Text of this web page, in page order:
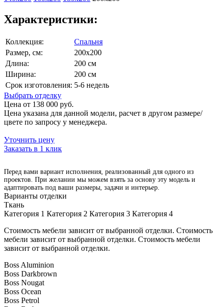
Характеристики:
Коллекция:
Спальня
Размер, см:
200х200
Длина:
200 см
Ширина:
200 см
Срок изготовления: 5-6 недель
Выбрать отделку
Цена от 138 000 руб.
Цена указана для данной модели, расчет в другом размере/
цвете по запросу у менеджера.
Уточнить цену
Заказать в 1 клик
Перед вами вариант исполнения, реализованный для одного из
проектов. При желании мы можем взять за основу эту модель и
адаптировать под ваши размеры, задачи и интерьер.
Варианты отделки
Ткань
Категория 1 Категория 2 Категория 3 Категория 4
Стоимость мебели зависит от выбранной отделки. Стоимость
мебели зависит от выбранной отделки. Стоимость мебели
зависит от выбранной отделки.
Boss Aluminion
Boss Darkbrown
Boss Nougat
Boss Ocean
Boss Petrol